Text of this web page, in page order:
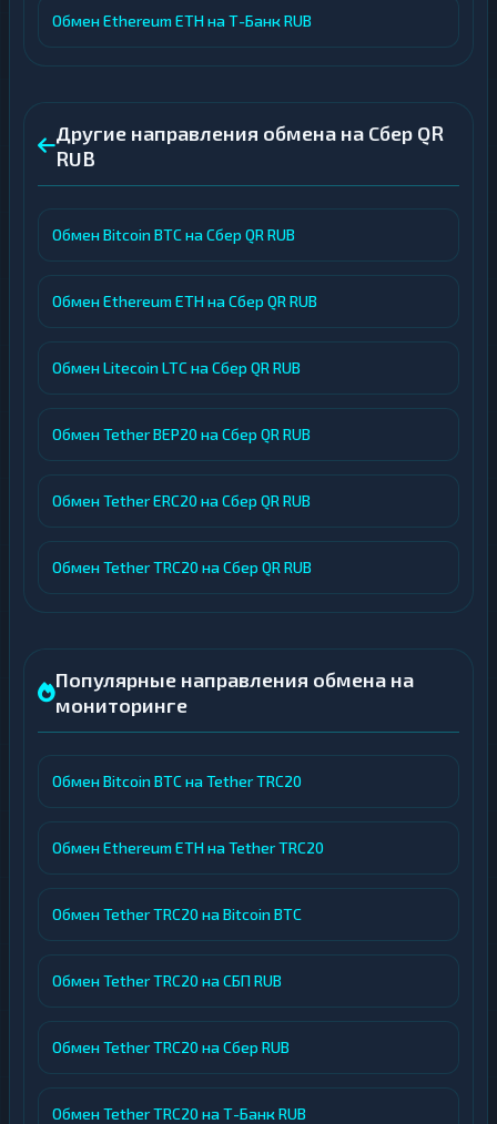
Обмен Ethereum ETH на Т-Банк RUB
Другие направления обмена на Сбер QR
RUB
Обмен Bitcoin BTC на Сбер QR RUB
Обмен Ethereum ETH на Сбер QR RUB
Обмен Litecoin LTC на Сбер QR RUB
Обмен Tether BEP20 на Сбер QR RUB
Обмен Tether ERC20 на Сбер QR RUB
Обмен Tether TRC20 на Сбер QR RUB
Популярные направления обмена на
мониторинге
Обмен Bitcoin BTC на Tether TRC20
Обмен Ethereum ETH на Tether TRC20
Обмен Tether TRC20 на Bitcoin BTC
Обмен Tether TRC20 на СБП RUB
Обмен Tether TRC20 на Сбер RUB
Обмен Tether TRC20 на Т-Банк RUB